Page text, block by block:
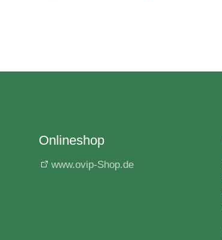
Onlineshop
www.ovip-Shop.de